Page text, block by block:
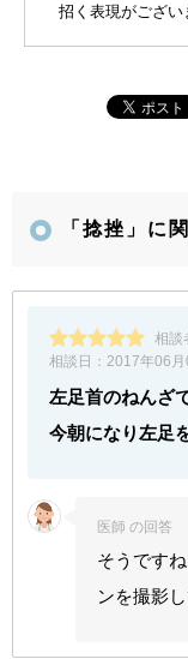
招く表現がござい
「捻挫」に
相談
相談日： 2017年06月
左足首のねんざ
今朝になり左足
医師 の回答
そうです
ンを撮影